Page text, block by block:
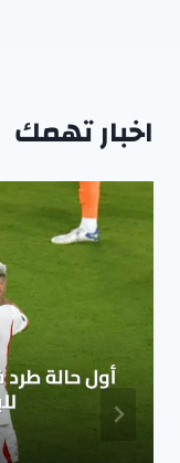
اخبار تهمك